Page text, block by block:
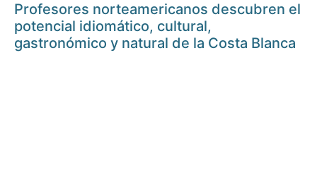
Profesores norteamericanos descubren el
potencial idiomático, cultural,
gastronómico y natural de la Costa Blanca